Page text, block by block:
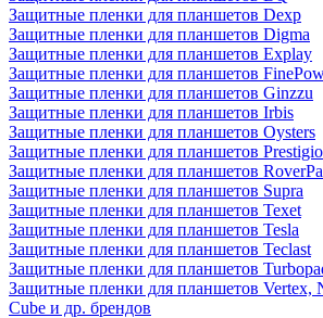
Защитные пленки для планшетов Dexp
Защитные пленки для планшетов Digma
Защитные пленки для планшетов Explay
Защитные пленки для планшетов
Защитные пленки для планшетов Ginzzu
Защитные пленки для планшетов Irbis
Защитные пленки для планшетов Oysters
Защитные пленки для планшетов Prestigio
Защитные пленки для планшетов
Защитные пленки для планшетов Supra
Защитные пленки для планшетов Texet
Защитные пленки для планшетов Tesla
Защитные пленки для планшетов Teclast
Защитные пленки для планшетов
Защитные пленки для планшетов Vertex,
Cube и др. брендов